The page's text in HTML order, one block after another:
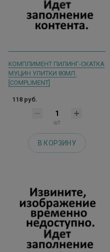
КОМПЛИМЕНТ ПИЛИНГ-СКАТКА
МУЦИН УЛИТКИ 80МЛ.
[COMPLIMENT]
118 руб.
шт
В КОРЗИНУ